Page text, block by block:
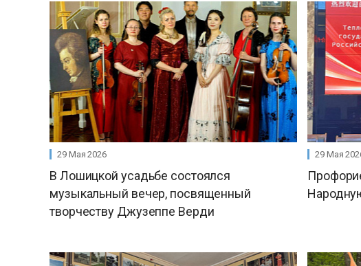
29 Мая 2026
В Лошицкой усадьбе состоялся
музыкальный вечер, посвященный
творчеству Джузеппе Верди
29 Мая